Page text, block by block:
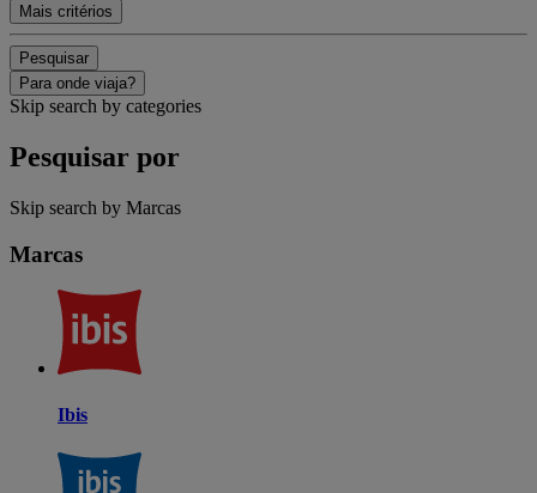
Mais critérios
Pesquisar
Para onde viaja?
Skip search by categories
Pesquisar por
Skip search by Marcas
Marcas
Ibis